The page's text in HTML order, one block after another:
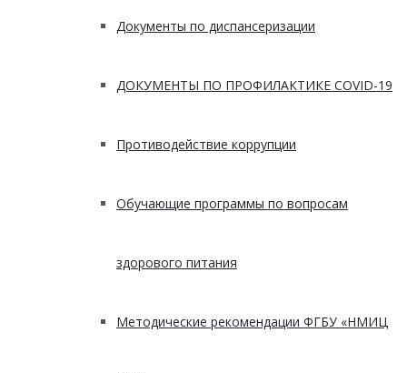
Документы по диспансеризации
ДОКУМЕНТЫ ПО ПРОФИЛАКТИКЕ COVID-19
Противодействие коррупции
Обучающие программы по вопросам
здорового питания
Методические рекомендации ФГБУ «НМИЦ